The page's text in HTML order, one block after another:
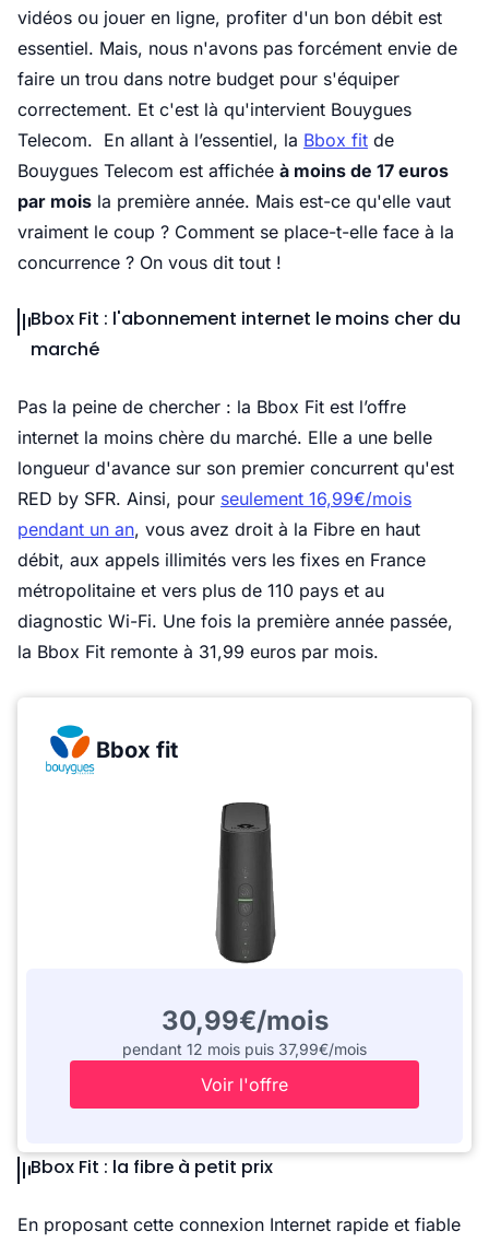
vidéos ou jouer en ligne, profiter d'un bon débit est
essentiel. Mais, nous n'avons pas forcément envie de
faire un trou dans notre budget pour s'équiper
correctement. Et c'est là qu'intervient Bouygues
Telecom. En allant à l’essentiel, la Bbox fit de
Bouygues Telecom est affichée à moins de 17 euros
par mois la première année. Mais est-ce qu'elle vaut
vraiment le coup ? Comment se place-t-elle face à la
concurrence ? On vous dit tout !
Bbox Fit : l'abonnement internet le moins cher du
marché
Pas la peine de chercher : la Bbox Fit est l’offre
internet la moins chère du marché. Elle a une belle
longueur d'avance sur son premier concurrent qu'est
RED by SFR. Ainsi, pour seulement 16,99€/mois
pendant un an, vous avez droit à la Fibre en haut
débit, aux appels illimités vers les fixes en France
métropolitaine et vers plus de 110 pays et au
diagnostic Wi-Fi. Une fois la première année passée,
la Bbox Fit remonte à 31,99 euros par mois.
Bbox fit
30,99€/mois
pendant 12 mois puis 37,99€/mois
Voir l'offre
Bbox Fit : la fibre à petit prix
En proposant cette connexion Internet rapide et fiable